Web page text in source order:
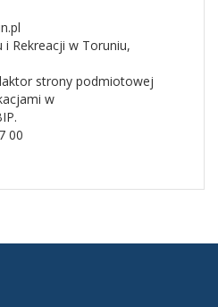
i Rekreacji w Toruniu,
strony podmiotowej
w
00